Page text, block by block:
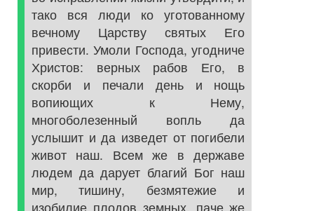
тако вся люди ко уготованному
вечному Царству святых Его
привести. Умоли Господа, угодниче
Христов: верных рабов Его, в
скорби и печали день и нощь
вопиющих к Нему,
многоболезенный вопль да
услышит и да изведет от погибели
живот наш. Всем же в державе
людем да дарует благий Бог наш
мир, тишину, безмятежие и
изобилие плодов земных, паче же